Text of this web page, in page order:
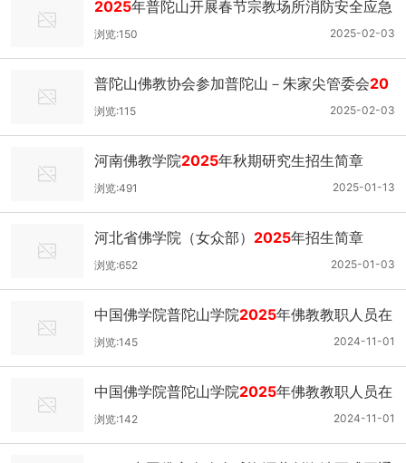
2025年普陀山开展春节宗教场所消防安全应急
演练
2025-02-03
浏览:150
普陀山佛教协会参加普陀山－朱家尖管委会20
25年工作会议 2025-02-03
浏览:115
河南佛教学院2025年秋期研究生招生简章
2025-01-13
浏览:491
河北省佛学院（女众部） 2025年招生简章
2025-01-03
浏览:652
中国佛学院普陀山学院2025年佛教教职人员在
职教育本科班招生简章
2024-11-01
浏览:145
中国佛学院普陀山学院2025年佛教教职人员在
职教育大专班招生简章
2024-11-01
浏览:142